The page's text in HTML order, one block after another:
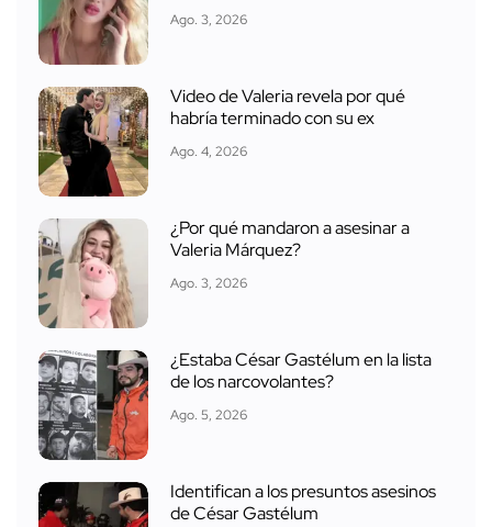
Ago. 3, 2026
Video de Valeria revela por qué
habría terminado con su ex
Ago. 4, 2026
¿Por qué mandaron a asesinar a
Valeria Márquez?
Ago. 3, 2026
¿Estaba César Gastélum en la lista
de los narcovolantes?
Ago. 5, 2026
Identifican a los presuntos asesinos
de César Gastélum